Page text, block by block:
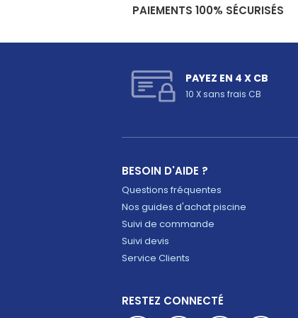
PAIEMENTS 100% SÉCURISÉS
PAYEZ EN 4 X CB
10 X sans frais CB
BESOIN D'AIDE ?
Questions fréquentes
Nos guides d'achat piscine
Suivi de commande
Suivi devis
Service Clients
RESTEZ CONNECTÉ